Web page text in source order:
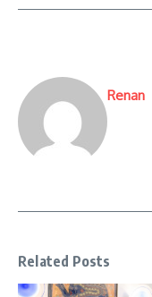
Renan
Related Posts